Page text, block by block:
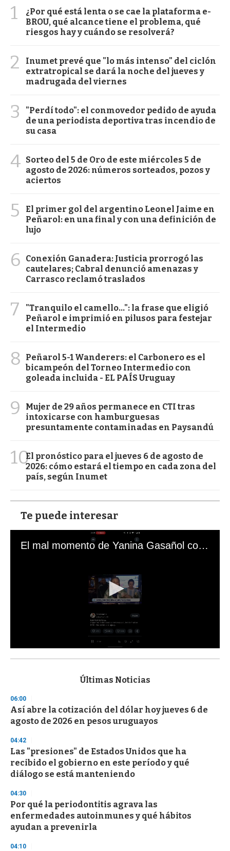
1
¿Por qué está lenta o se cae la plataforma e-
BROU, qué alcance tiene el problema, qué
riesgos hay y cuándo se resolverá?
2
Inumet prevé que "lo más intenso" del ciclón
extratropical se dará la noche del jueves y
madrugada del viernes
3
"Perdí todo": el conmovedor pedido de ayuda
de una periodista deportiva tras incendio de
su casa
4 Sorteo del 5 de Oro de este miércoles 5 de
agosto de 2026: números sorteados, pozos y
aciertos
5
El primer gol del argentino Leonel Jaime en
Peñarol: en una final y con una definición de
lujo
6
Conexión Ganadera: Justicia prorrogó las
cautelares; Cabral denunció amenazas y
Carrasco reclamó traslados
7
"Tranquilo el camello...": la frase que eligió
Peñarol e imprimió en pilusos para festejar
el Intermedio
8
Peñarol 5-1 Wanderers: el Carbonero es el
bicampeón del Torneo Intermedio con
goleada incluida - EL PAÍS Uruguay
9
Mujer de 29 años permanece en CTI tras
intoxicarse con hamburguesas
presuntamente contaminadas en Paysandú
10El pronóstico para el jueves 6 de agosto de
2026: cómo estará el tiempo en cada zona del
país, según Inumet
Te puede interesar
El mal momento de Yanina Gasañol con un hincha argentino en "Subrayado"
s
d
s
o
f
3
s
c
o
d
s
Últimas Noticias
06:00
Así abre la cotización del dólar hoy jueves 6 de
agosto de 2026 en pesos uruguayos
04:42
Las "presiones" de Estados Unidos que ha
recibido el gobierno en este período y qué
diálogo se está manteniendo
04:30
Por qué la periodontitis agrava las
enfermedades autoinmunes y qué hábitos
ayudan a prevenirla
04:10